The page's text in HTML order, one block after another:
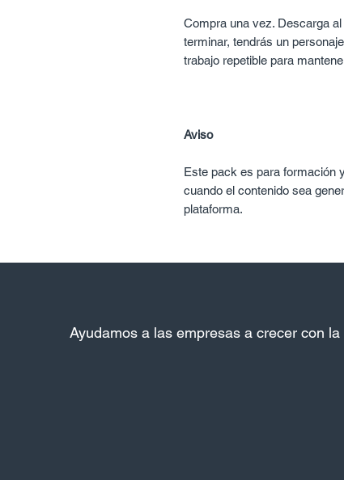
Compra una vez. Descarga
terminar, tendrás un
trabajo repetible para
Aviso
Este pack es para formación
cuando el contenido sea
plataforma.
Ayudamos a las empresas a crecer con la